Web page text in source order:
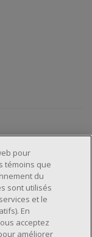
pour
témoins que
du
sont utilisés
et le
En
acceptez
améliorer